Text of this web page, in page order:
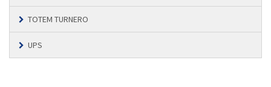
TOTEM TURNERO
UPS